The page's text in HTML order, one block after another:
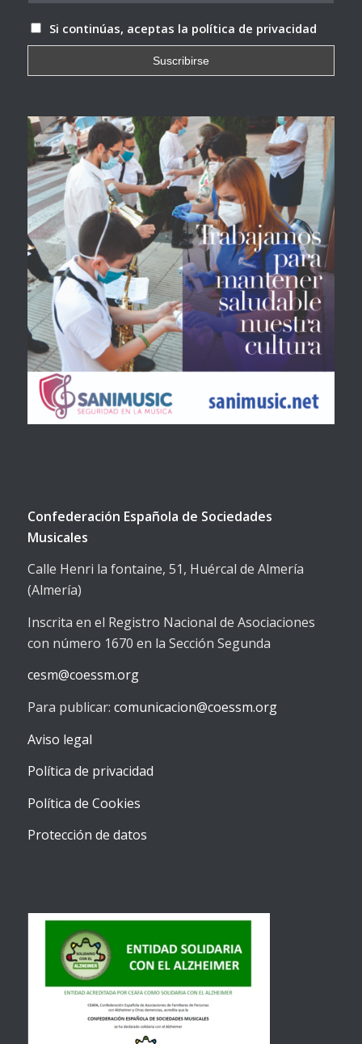
Si continúas, aceptas la política de privacidad
Confederación Española de Sociedades
Musicales
Calle Henri la fontaine, 51, Huércal de Almería
(Almería)
Inscrita en el Registro Nacional de Asociaciones
con número 1670 en la Sección Segunda
cesm@coessm.org
Para publicar: comunicacion@coessm.org
Aviso legal
Política de privacidad
Política de Cookies
Protección de datos